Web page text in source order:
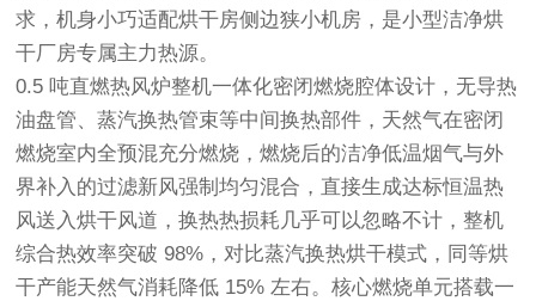
求，机身小巧适配烘干房侧边狭小机房，是小型洁净烘
干厂房专属主力热源。
0.5 吨直燃热风炉整机一体化密闭燃烧腔体设计，无导热
油盘管、蒸汽换热管束等中间换热部件，天然气在密闭
燃烧室内全预混充分燃烧，燃烧后的洁净低温烟气与外
界补入的过滤新风强制均匀混合，直接生成达标恒温热
风送入烘干风道，换热热损耗几乎可以忽略不计，整机
综合热效率突破 98%，对比蒸汽换热烘干模式，同等烘
干产能天然气消耗降低 15% 左右。核心燃烧单元搭载一